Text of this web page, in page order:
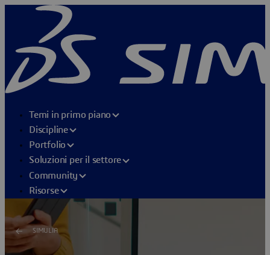
Temi in primo piano
Discipline
Portfolio
Soluzioni per il settore
Community
Risorse
SIMULIA